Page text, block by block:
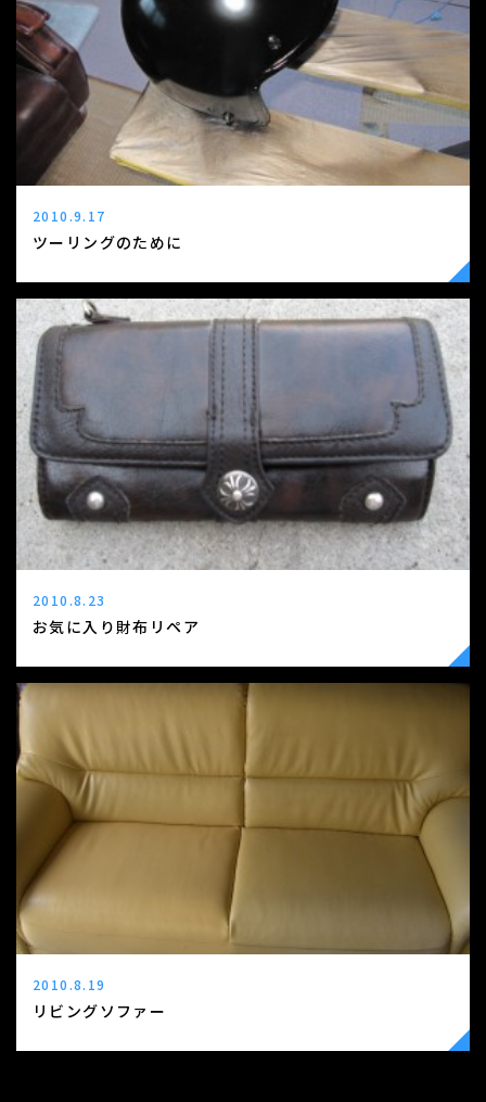
2010.9.17
ツーリングのために
2010.8.23
お気に入り財布リペア
2010.8.19
リビングソファー